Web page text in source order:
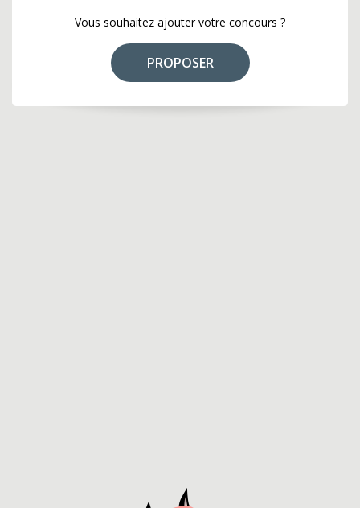
Vous souhaitez ajouter votre concours ?
PROPOSER